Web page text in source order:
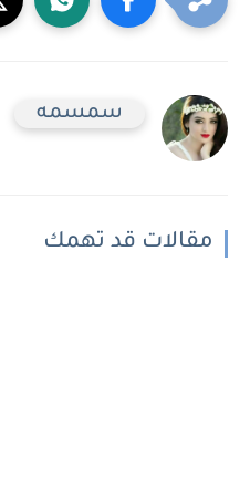
سمسمه
مقالات قد تهمك